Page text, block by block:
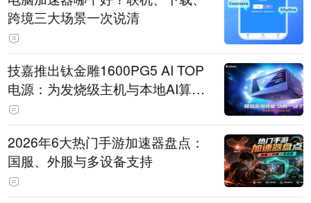
跨境三大场景一次说清
技嘉推出钛金雕1600PG5 AI TOP
电源：为发烧级主机与本地AI算力
打造旗舰供电方案
2026年6大热门手游加速器盘点：
国服、外服与多设备支持